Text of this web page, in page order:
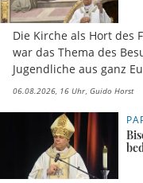
Die Kirche als Hort des
war das Thema des
Jugendliche aus ganz
06.08.2026, 16 Uhr Guido Horst